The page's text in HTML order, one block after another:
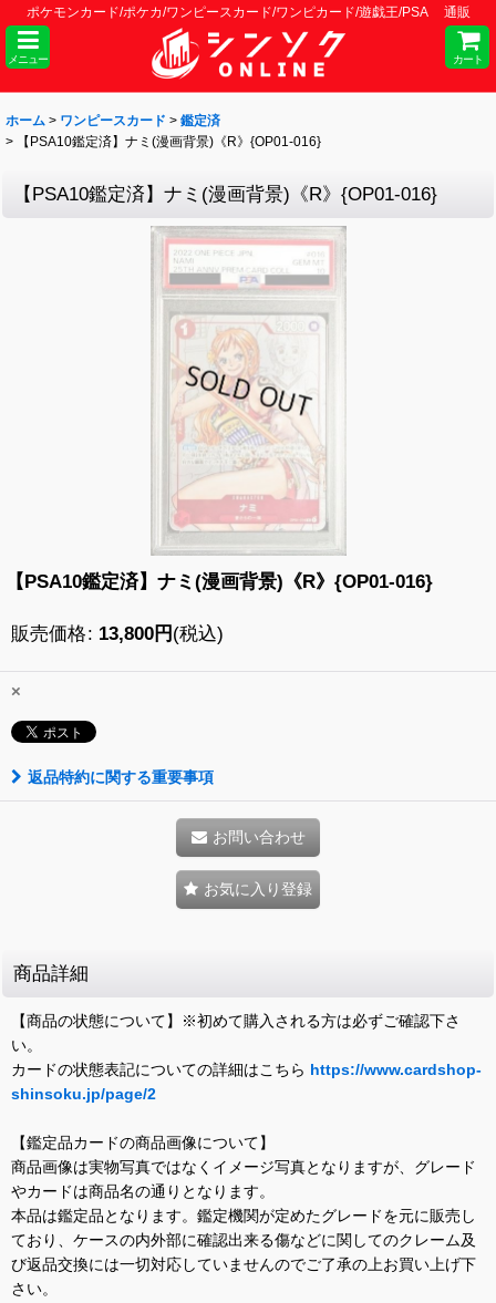
ポケモンカード/ポケカ/ワンピースカード/ワンピカード/遊戯王/PSA 通販
メニュー カート
ホーム > ワンピースカード > 鑑定済
>
【PSA10鑑定済】ナミ(漫画背景)《R》{OP01-016}
【PSA10鑑定済】ナミ(漫画背景)《R》{OP01-016}
【PSA10鑑定済】ナミ(漫画背景)《R》{OP01-016}
販売価格: 13,800円 (税込)
×
返品特約に関する重要事項
お問い合わせ
お気に入り登録
商品詳細
【商品の状態について】※初めて購入される方は必ずご確認下さ
い。
カードの状態表記についての詳細はこちら https://www.cardshop-
shinsoku.jp/page/2
【鑑定品カードの商品画像について】
商品画像は実物写真ではなくイメージ写真となりますが、グレード
やカードは商品名の通りとなります。
本品は鑑定品となります。鑑定機関が定めたグレードを元に販売し
ており、ケースの内外部に確認出来る傷などに関してのクレーム及
び返品交換には一切対応していませんのでご了承の上お買い上げ下
さい。